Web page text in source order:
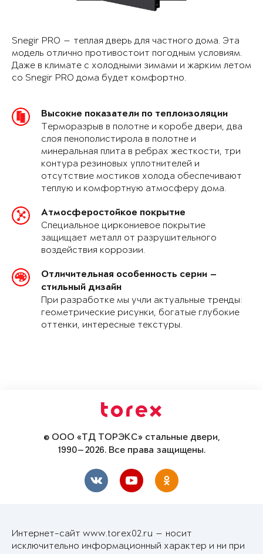
Snegir PRO — теплая дверь для частного дома. Эта
модель отлично противостоит погодным условиям.
Даже в климате с холодными зимами и жарким летом
со Snegir PRO дома будет комфортно.
Высокие показатели по теплоизоляции
Терморазрыв в полотне и коробе двери, два
слоя пенополистирола в полотне и
минеральная плита в ребрах жесткости, три
контура резиновых уплотнителей и
отсутствие мостиков холода обеспечивают
теплую и комфортную атмосферу дома.
Атмосферостойкое покрытие
Специальное циркониевое покрытие
защищает металл от разрушительного
воздействия коррозии.
Отличительная особенность серии —
стильный дизайн
При разработке мы учли актуальные тренды:
геометрические рисунки, богатые глубокие
оттенки, интересные текстуры.
© ООО «ТД ТОРЭКС» стальные двери,
1990—2026. Все права защищены.
Интернет-сайт www.torex02.ru — носит
исключительно информационный характер и ни при